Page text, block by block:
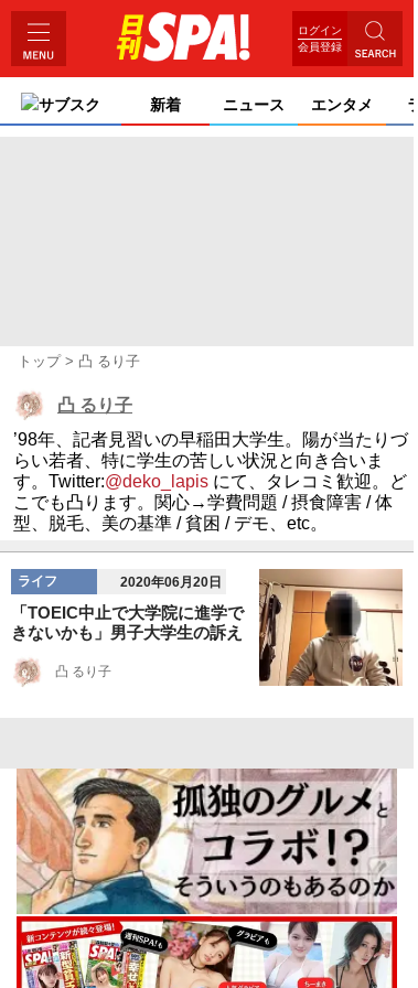
ログイン
会員登録
サブスク 新着 ニュース エンタメ
トップ 凸 るり子
凸 るり子
’98年、記者見習いの早稲田大学生。陽が当たりづ
らい若者、特に学生の苦しい状況と向き合いま
す。Twitter:@deko_lapis にて、タレコミ歓迎。ど
こでも凸ります。関心→学費問題 / 摂食障害 / 体
型、脱毛、美の基準 / 貧困 / デモ、etc。
ライフ 2020年06月20日
「TOEIC中止で大学院に進学で
きないかも」男子大学生の訴え
凸 るり子